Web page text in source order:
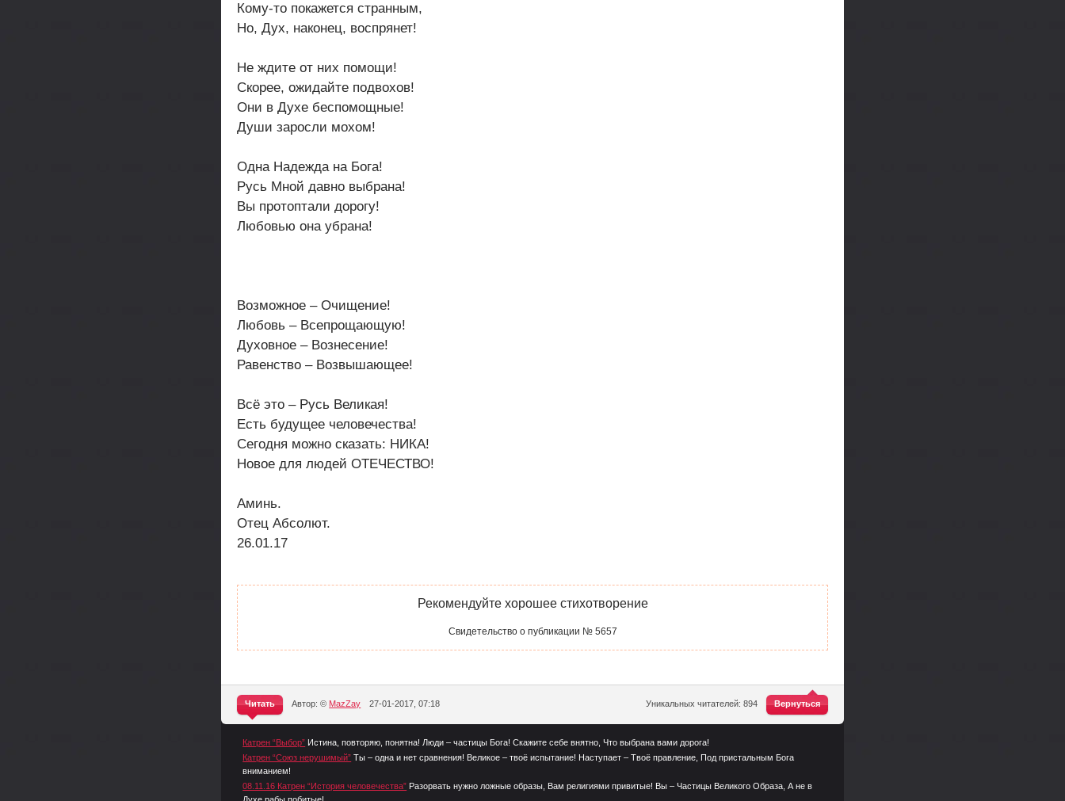
Кому-то покажется странным,
Но, Дух, наконец, воспрянет!
Не ждите от них помощи!
Скорее, ожидайте подвохов!
Они в Духе беспомощные!
Души заросли мохом!
Одна Надежда на Бога!
Русь Мной давно выбрана!
Вы протоптали дорогу!
Любовью она убрана!
Возможное – Очищение!
Любовь – Всепрощающую!
Духовное – Вознесение!
Равенство – Возвышающее!
Всё это – Русь Великая!
Есть будущее человечества!
Сегодня можно сказать: НИКА!
Новое для людей ОТЕЧЕСТВО!
Аминь.
Отец Абсолют.
26.01.17
Рекомендуйте хорошее стихотворение
Свидетельство о публикации № 5657
Вернуться
Уникальных читателей: 894
Читать
^
Автор: © MazZay 27-01-2017, 07:18
Катрен “Выбор” Истина, повторяю, понятна! Люди – частицы Бога! Скажите себе внятно, Что выбрана вами дорога!
Катрен “Союз нерушимый” Ты – одна и нет сравнения! Великое – твоё испытание! Наступает – Твоё правление, Под пристальным Бога
вниманием!
08.11.16 Катрен “История человечества” Разорвать нужно ложные образы, Вам религиями привитые! Вы – Частицы Великого Образа, А не в